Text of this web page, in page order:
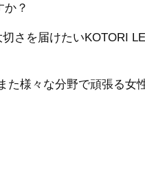
？
さを届けたいKOTORI
た様々な分野で頑張る女